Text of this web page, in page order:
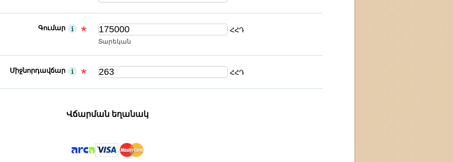
Գումար ՀՀԴ
Տարեկան
Միջնորդավճար ՀՀԴ
Վճարման եղանակ